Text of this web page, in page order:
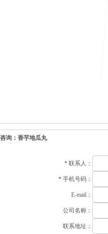
咨询：香芋地瓜丸
* 联系人：
* 手机号码：
E-mail：
公司名称：
联系地址：